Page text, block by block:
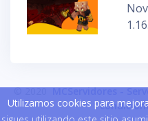
© 2020 MCServidores -
Utilizamos cookies para